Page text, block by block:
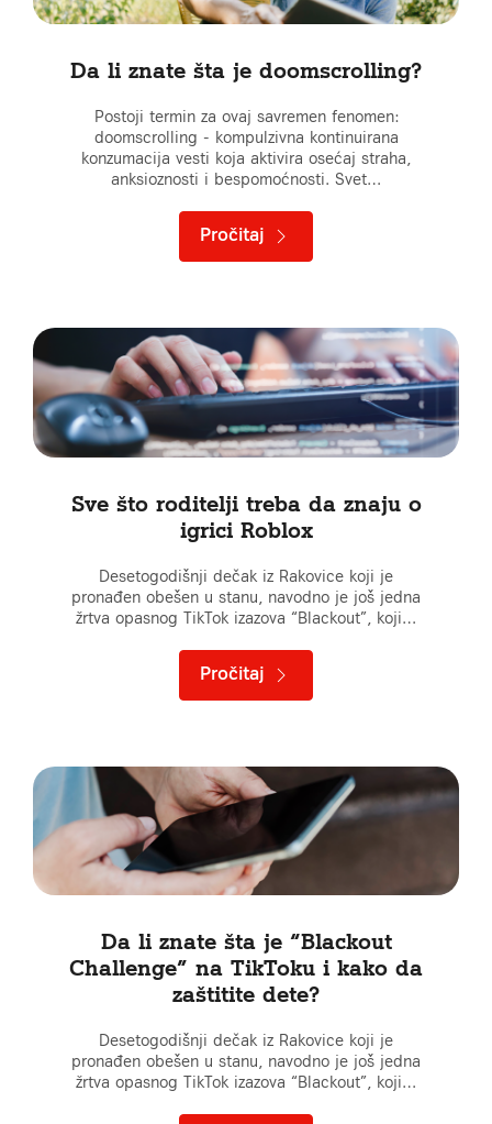
Da li znate šta je doomscrolling?
Postoji termin za ovaj savremen fenomen:
doomscrolling - kompulzivna kontinuirana
konzumacija vesti koja aktivira osećaj straha,
anksioznosti i bespomoćnosti. Svet…
Pročitaj
Sve što roditelji treba da znaju o
igrici Roblox
Desetogodišnji dečak iz Rakovice koji je
pronađen obešen u stanu, navodno je još jedna
žrtva opasnog TikTok izazova “Blackout”, koji…
Pročitaj
Da li znate šta je “Blackout
Challenge” na TikToku i kako da
zaštitite dete?
Desetogodišnji dečak iz Rakovice koji je
pronađen obešen u stanu, navodno je još jedna
žrtva opasnog TikTok izazova “Blackout”, koji…